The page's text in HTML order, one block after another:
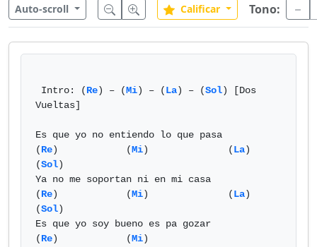
Auto-scroll Calificar Tono:
Intro: (Re) – (Mi) – (La) – (Sol) [Dos
Vueltas]
Es que yo no entiendo lo que pasa
(Re)            (Mi)              (La)
(Sol)
Ya no me soportan ni en mi casa
(Re)            (Mi)              (La)
(Sol)
Es que yo soy bueno es pa gozar
(Re)            (Mi)